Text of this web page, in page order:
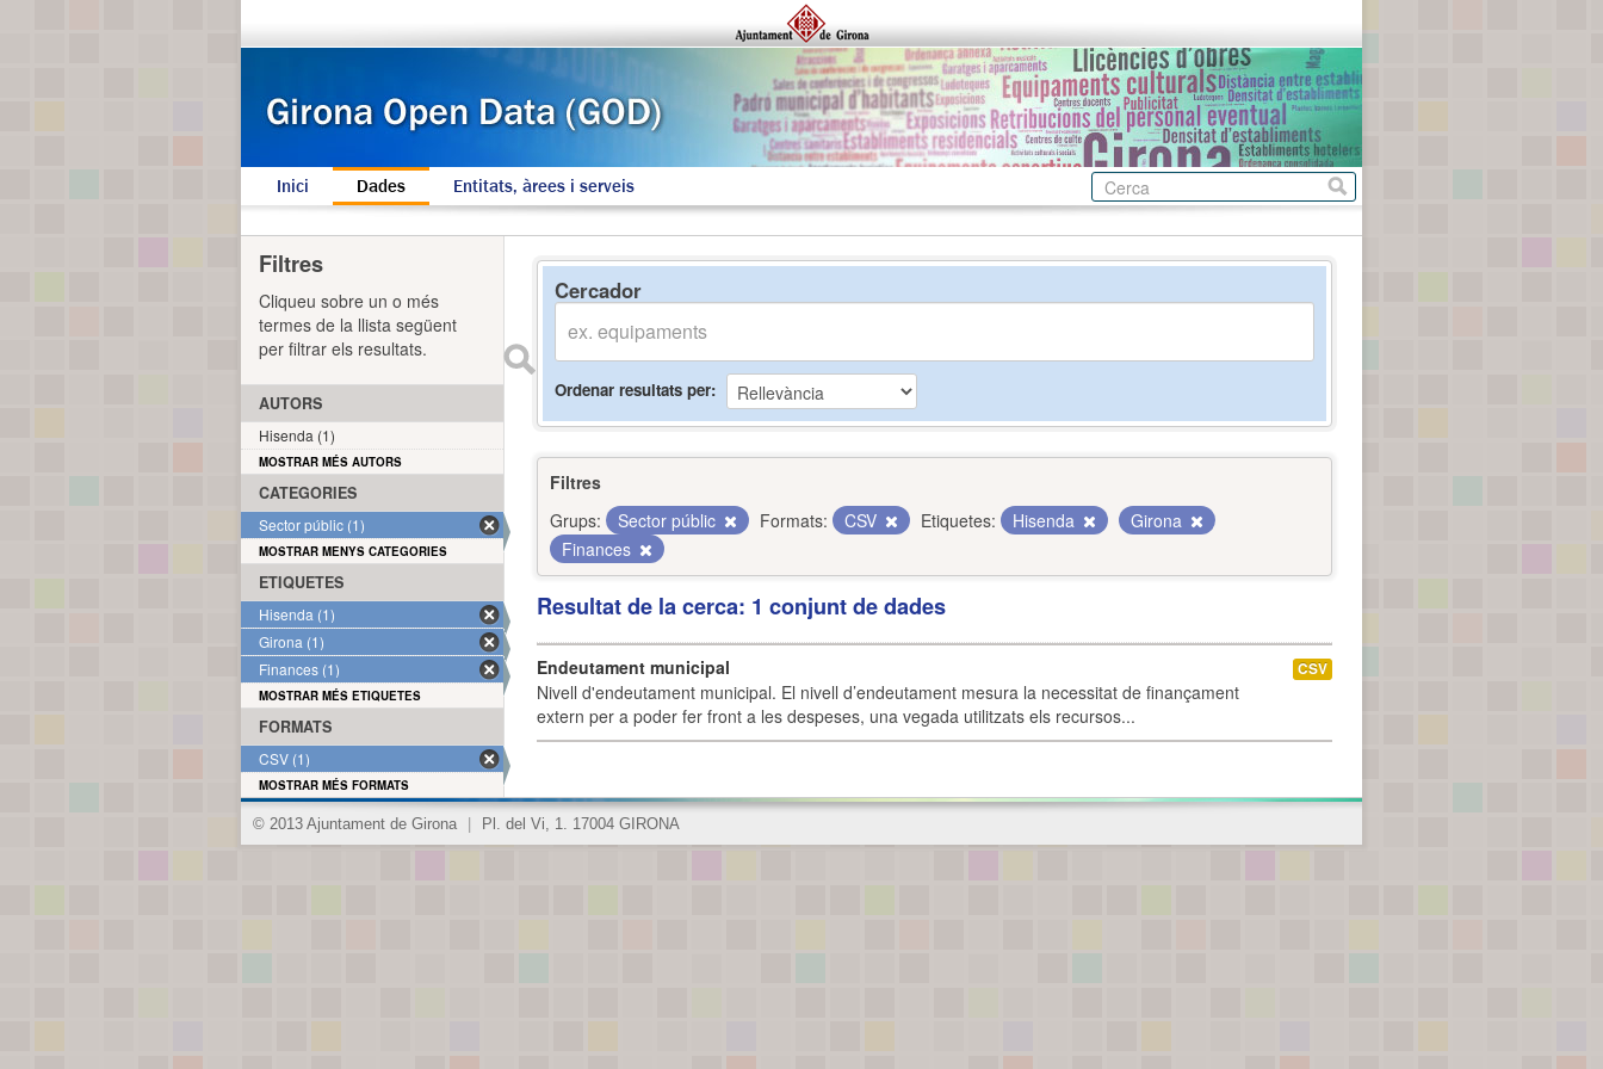
Inici Dades Entitats, àrees i serveis
Cercador
Ordenar resultats per
Filtres
Grups:
Sector públic Formats: CSV Etiquetes: Hisenda
Girona
Finances
Resultat de la cerca: 1 conjunt de dades
Endeutament municipal
Nivell d'endeutament municipal. El nivell d’endeutament mesura la necessitat de finançament
extern per a poder fer front a les despeses, una vegada utilitzats els recursos...
CSV
Filtres
Cliqueu sobre un o més
termes de la llista següent
per filtrar els resultats.
AUTORS
Hisenda (1)
MOSTRAR MÉS AUTORS
CATEGORIES
Sector públic (1)
MOSTRAR MENYS CATEGORIES
ETIQUETES
Hisenda (1)
Girona (1)
Finances (1)
MOSTRAR MÉS ETIQUETES
FORMATS
CSV (1)
MOSTRAR MÉS FORMATS
© 2013 Ajuntament de Girona Pl. del Vi, 1. 17004 GIRONA